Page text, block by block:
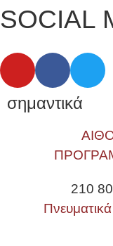
SOCIAL
σημαντικά
210